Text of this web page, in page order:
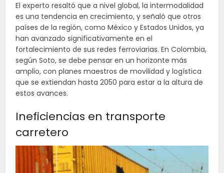
El experto resaltó que a nivel global, la intermodalidad
es una tendencia en crecimiento, y señaló que otros
países de la región, como México y Estados Unidos, ya
han avanzado significativamente en el
fortalecimiento de sus redes ferroviarias. En Colombia,
según Soto, se debe pensar en un horizonte más
amplio, con planes maestros de movilidad y logística
que se extiendan hasta 2050 para estar a la altura de
estos avances.
Ineficiencias en transporte
carretero